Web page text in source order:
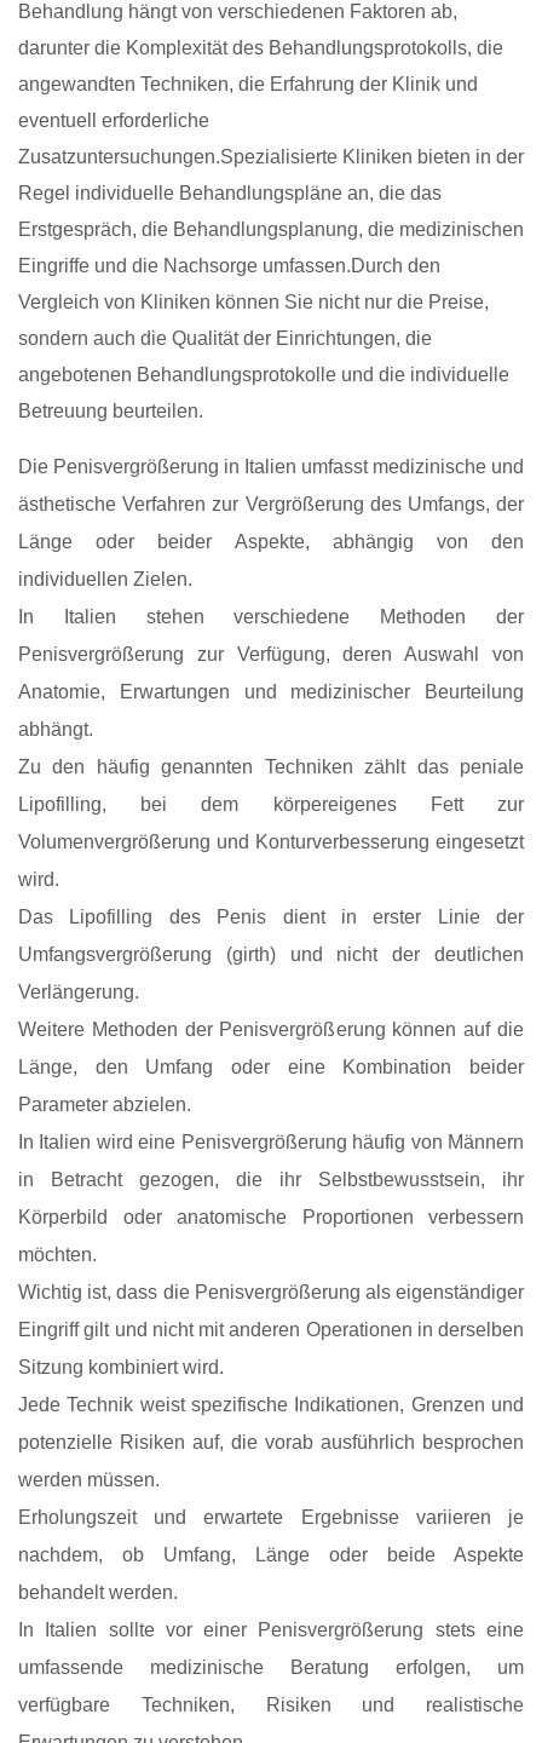
Behandlung hängt von verschiedenen Faktoren ab,
darunter die Komplexität des Behandlungsprotokolls, die
angewandten Techniken, die Erfahrung der Klinik und
eventuell erforderliche
Zusatzuntersuchungen.Spezialisierte Kliniken bieten in der
Regel individuelle Behandlungspläne an, die das
Erstgespräch, die Behandlungsplanung, die medizinischen
Eingriffe und die Nachsorge umfassen.Durch den
Vergleich von Kliniken können Sie nicht nur die Preise,
sondern auch die Qualität der Einrichtungen, die
angebotenen Behandlungsprotokolle und die individuelle
Betreuung beurteilen.
Die Penisvergrößerung in Italien umfasst medizinische und
ästhetische Verfahren zur Vergrößerung des Umfangs, der
Länge oder beider Aspekte, abhängig von den
individuellen Zielen.
In Italien stehen verschiedene Methoden der
Penisvergrößerung zur Verfügung, deren Auswahl von
Anatomie, Erwartungen und medizinischer Beurteilung
abhängt.
Zu den häufig genannten Techniken zählt das peniale
Lipofilling, bei dem körpereigenes Fett zur
Volumenvergrößerung und Konturverbesserung eingesetzt
wird.
Das Lipofilling des Penis dient in erster Linie der
Umfangsvergrößerung (girth) und nicht der deutlichen
Verlängerung.
Weitere Methoden der Penisvergrößerung können auf die
Länge, den Umfang oder eine Kombination beider
Parameter abzielen.
In Italien wird eine Penisvergrößerung häufig von Männern
in Betracht gezogen, die ihr Selbstbewusstsein, ihr
Körperbild oder anatomische Proportionen verbessern
möchten.
Wichtig ist, dass die Penisvergrößerung als eigenständiger
Eingriff gilt und nicht mit anderen Operationen in derselben
Sitzung kombiniert wird.
Jede Technik weist spezifische Indikationen, Grenzen und
potenzielle Risiken auf, die vorab ausführlich besprochen
werden müssen.
Erholungszeit und erwartete Ergebnisse variieren je
nachdem, ob Umfang, Länge oder beide Aspekte
behandelt werden.
In Italien sollte vor einer Penisvergrößerung stets eine
umfassende medizinische Beratung erfolgen, um
verfügbare Techniken, Risiken und realistische